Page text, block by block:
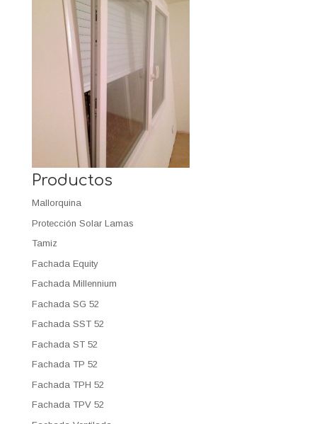
Productos
Mallorquina
Protección Solar Lamas
Tamiz
Fachada Equity
Fachada Millennium
Fachada SG 52
Fachada SST 52
Fachada ST 52
Fachada TP 52
Fachada TPH 52
Fachada TPV 52